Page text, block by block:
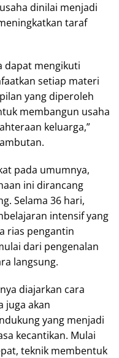
dinilai menjadi
taraf
dapat mengikuti
setiap materi
yang diperoleh
membangun usaha
keluarga,”
pada umumnya,
ini dirancang
Selama 36 hari,
intensif yang
rias pengantin
dari pengenalan
langsung.
diajarkan cara
juga akan
yang menjadi
kecantikan. Mulai
teknik membentuk